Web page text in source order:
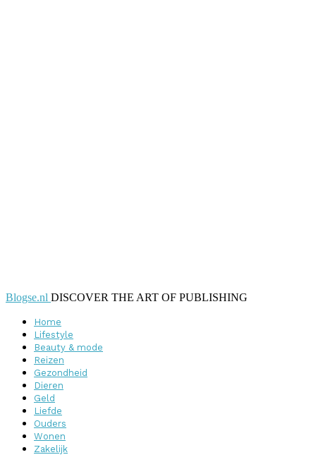
Blogse.nl DISCOVER THE ART OF PUBLISHING
Home
Lifestyle
Beauty & mode
Reizen
Gezondheid
Dieren
Geld
Liefde
Ouders
Wonen
Zakelijk